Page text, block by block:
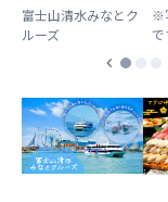
富士山清水みなとク
ルーズ
※
で
chevron_left